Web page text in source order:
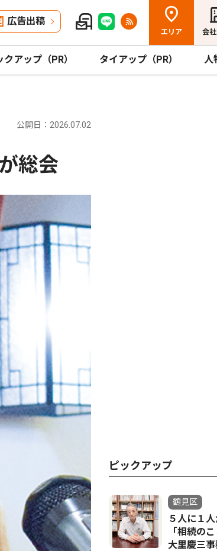
広告出稿
エリア 会
クアップ（PR） タイアップ（PR） 人
公開日：2026.07.02
総会
ピックアップ
鶴見区
５人に１
「相続の
大里慶三